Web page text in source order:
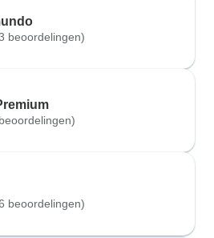
beoordelingen)
beoordelingen)